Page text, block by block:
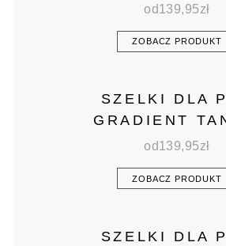
od139,95zł
ZOBACZ PRODUKT
SZELKI DLA
GRADIENT
od139,95zł
ZOBACZ PRODUKT
SZELKI DLA